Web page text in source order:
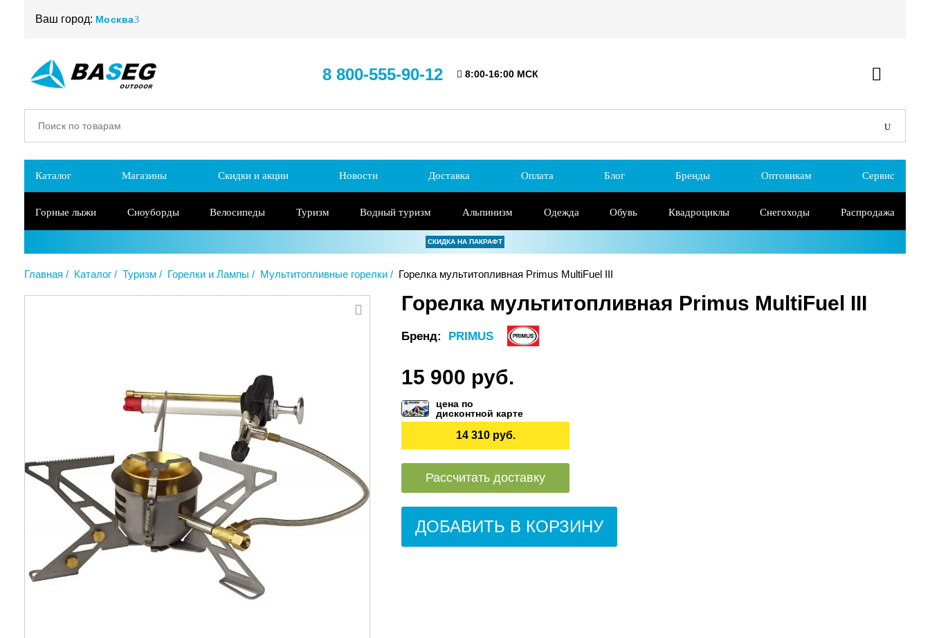
Ваш город: Москва
8 800-555-90-12 8:00-16:00 МСК
Каталог Магазины Скидки и акции Новости Доставка Оплата Блог Бренды Оптовикам Сервис
Горные лыжи Сноуборды Велосипеды Туризм Водный туризм Альпинизм Одежда Обувь Квадроциклы Снегоходы Распродажа
СКИДКА НА ПАКРАФТ
Главная Каталог Туризм Горелки и Лампы Мультитопливные горелки Горелка мультитопливная Primus MultiFuel III
Горелка мультитопливная Primus MultiFuel III
Бренд: PRIMUS
15 900 руб.
цена по
дисконтной карте
14 310 руб.
Рассчитать доставку
ДОБАВИТЬ В КОРЗИНУ